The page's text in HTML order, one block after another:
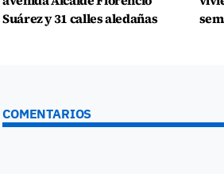
Suárez y 31 calles aledañas
COMENTARIOS